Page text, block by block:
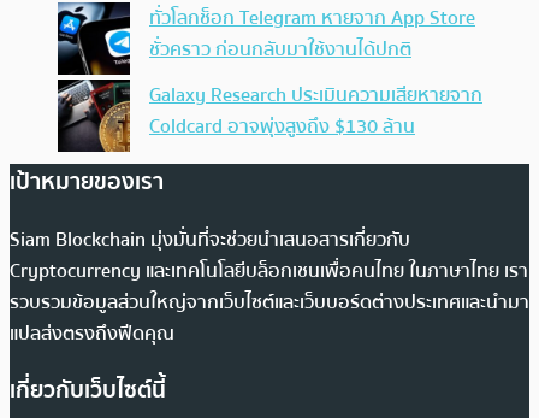
ทั่วโลกช็อก Telegram หายจาก App Store
ชั่วคราว ก่อนกลับมาใช้งานได้ปกติ
Galaxy Research ประเมินความเสียหายจาก
Coldcard อาจพุ่งสูงถึง $130 ล้าน
เป้าหมายของเรา
Siam Blockchain มุ่งมั่นที่จะช่วยนำเสนอสารเกี่ยวกับ
Cryptocurrency และเทคโนโลยีบล็อกเชนเพื่อคนไทย ในภาษาไทย เรา
รวบรวมข้อมูลส่วนใหญ่จากเว็บไซต์และเว็บบอร์ดต่างประเทศและนำมา
แปลส่งตรงถึงฟีดคุณ
เกี่ยวกับเว็บไซต์นี้